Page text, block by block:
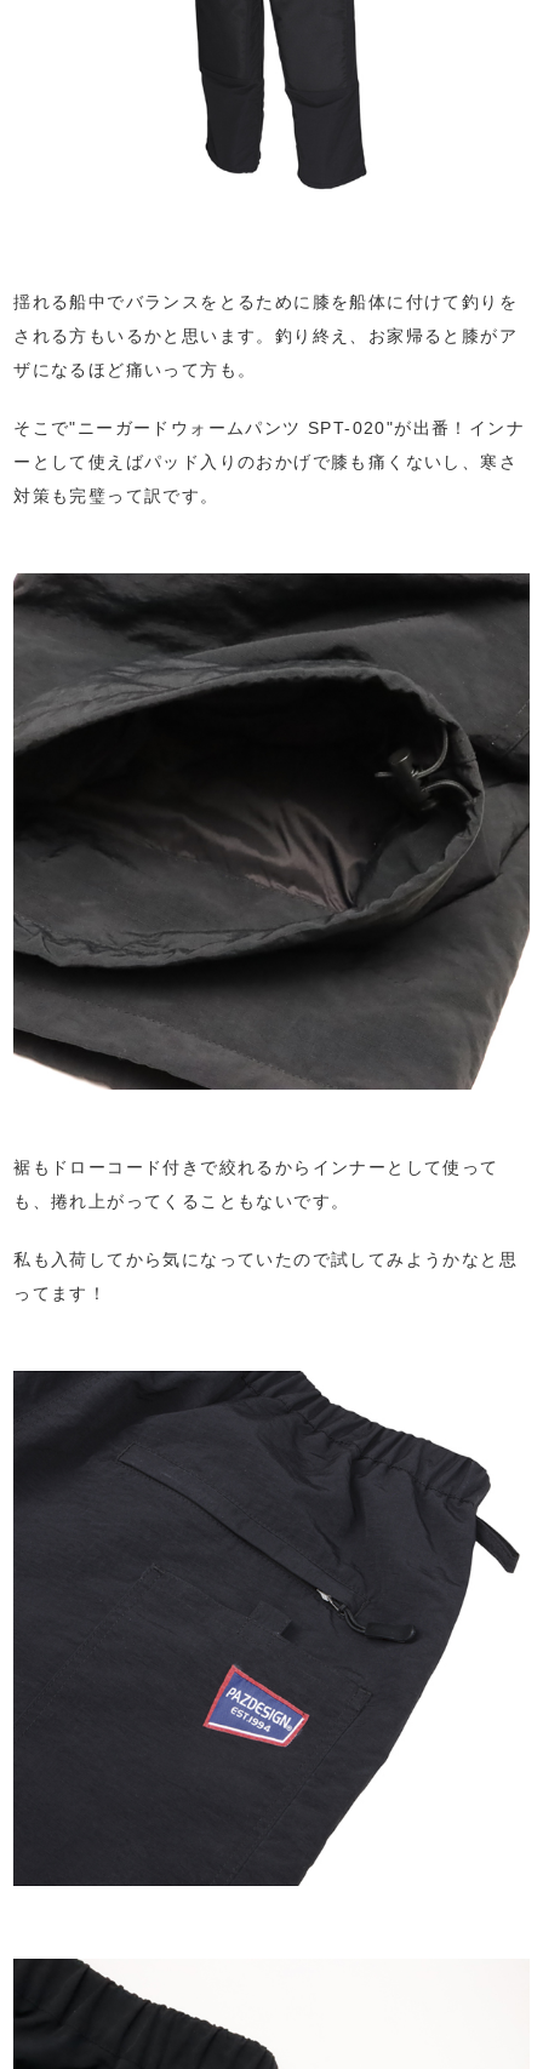
揺れる船中でバランスをとるために膝を船体に付けて釣りを
される方もいるかと思います。釣り終え、お家帰ると膝がア
ザになるほど痛いって方も。
そこで"ニーガードウォームパンツ SPT-020"が出番！インナ
ーとして使えばパッド入りのおかげで膝も痛くないし、寒さ
対策も完璧って訳です。
裾もドローコード付きで絞れるからインナーとして使って
も、捲れ上がってくることもないです。
私も入荷してから気になっていたので試してみようかなと思
ってます！